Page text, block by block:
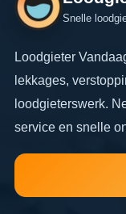
Snelle
Loodgieter
lekkages,
loodgieterswerk.
service en snelle